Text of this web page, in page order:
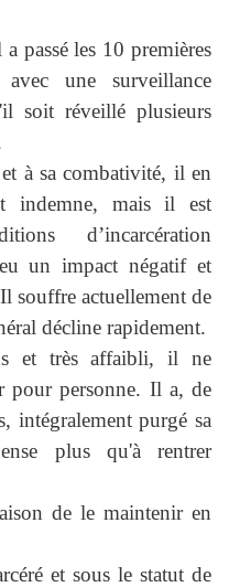
passé les 10 premières
une surveillance
soit réveillé plusieurs
à sa combativité, il en
indemne, mais il est
d’incarcération
un impact négatif et
souffre actuellement de
décline rapidement.
et très affaibli, il ne
pour personne. Il a, de
intégralement purgé sa
plus qu'à rentrer
de le maintenir en
et sous le statut de